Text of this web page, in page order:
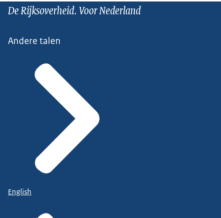
De Rijksoverheid. Voor Nederland
Andere talen
English